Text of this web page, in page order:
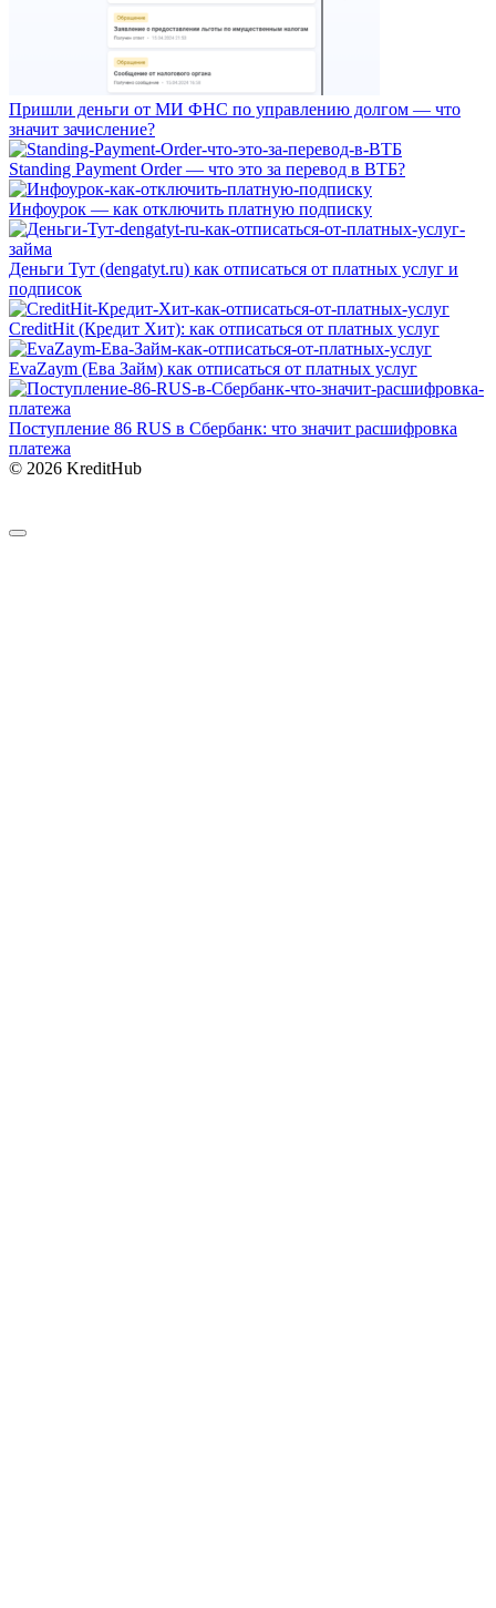
Пришли деньги от МИ ФНС по управлению долгом — что
значит зачисление?
Standing Payment Order — что это за перевод в ВТБ?
Инфоурок — как отключить платную подписку
Деньги Тут (dengatyt.ru) как отписаться от платных услуг и
подписок
CreditHit (Кредит Хит): как отписаться от платных услуг
EvaZaym (Ева Займ) как отписаться от платных услуг
Поступление 86 RUS в Сбербанк: что значит расшифровка
платежа
© 2026 KreditHub